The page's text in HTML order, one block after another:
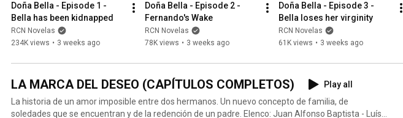
Doña Bella - Episode 1 -
Bella has been kidnapped
RCN Novelas
234K views • 3 weeks ago
Doña Bella - Episode 2 -
Fernando's Wake
RCN Novelas
78K views • 3 weeks ago
Doña Bella - Episode 3 -
Bella loses her virginity
RCN Novelas
61K views • 3 weeks ago
LA MARCA DEL DESEO (CAPÍTULOS COMPLETOS)
Play all
La historia de un amor imposible entre dos hermanos. Un nuevo concepto de familia, de
soledades que se encuentran y de la redención de un padre. Elenco: Juan Alfonso Baptista - Luís